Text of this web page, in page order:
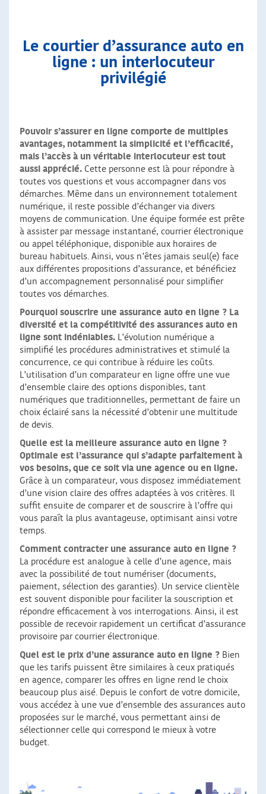
Le courtier d’assurance auto en
ligne : un interlocuteur
privilégié
Pouvoir s’assurer en ligne comporte de multiples
avantages, notamment la simplicité et l’efficacité,
mais l’accès à un véritable interlocuteur est tout
aussi apprécié. Cette personne est là pour répondre à
toutes vos questions et vous accompagner dans vos
démarches. Même dans un environnement totalement
numérique, il reste possible d’échanger via divers
moyens de communication. Une équipe formée est prête
à assister par message instantané, courrier électronique
ou appel téléphonique, disponible aux horaires de
bureau habituels. Ainsi, vous n’êtes jamais seul(e) face
aux différentes propositions d’assurance, et bénéficiez
d’un accompagnement personnalisé pour simplifier
toutes vos démarches.
Pourquoi souscrire une assurance auto en ligne ? La
diversité et la compétitivité des assurances auto en
ligne sont indéniables. L’évolution numérique a
simplifié les procédures administratives et stimulé la
concurrence, ce qui contribue à réduire les coûts.
L’utilisation d’un comparateur en ligne offre une vue
d’ensemble claire des options disponibles, tant
numériques que traditionnelles, permettant de faire un
choix éclairé sans la nécessité d’obtenir une multitude
de devis.
Quelle est la meilleure assurance auto en ligne ?
Optimale est l’assurance qui s’adapte parfaitement à
vos besoins, que ce soit via une agence ou en ligne.
Grâce à un comparateur, vous disposez immédiatement
d’une vision claire des offres adaptées à vos critères. Il
suffit ensuite de comparer et de souscrire à l’offre qui
vous paraît la plus avantageuse, optimisant ainsi votre
temps.
Comment contracter une assurance auto en ligne ?
La procédure est analogue à celle d’une agence, mais
avec la possibilité de tout numériser (documents,
paiement, sélection des garanties). Un service clientèle
est souvent disponible pour faciliter la souscription et
répondre efficacement à vos interrogations. Ainsi, il est
possible de recevoir rapidement un certificat d’assurance
provisoire par courrier électronique.
Quel est le prix d’une assurance auto en ligne ? Bien
que les tarifs puissent être similaires à ceux pratiqués
en agence, comparer les offres en ligne rend le choix
beaucoup plus aisé. Depuis le confort de votre domicile,
vous accédez à une vue d’ensemble des assurances auto
proposées sur le marché, vous permettant ainsi de
sélectionner celle qui correspond le mieux à votre
budget.